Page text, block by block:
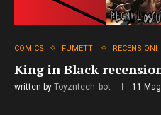
COMICS FUMETTI RECENSIONI
King in Black
written by Toyzntech_bot 11